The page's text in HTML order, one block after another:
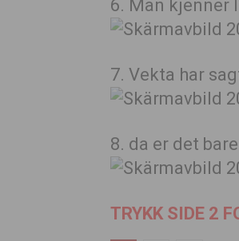
6. Man kjenner
7. Vekta har
8. da er det
TRYKK SIDE 2